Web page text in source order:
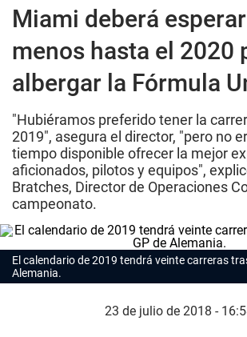
Miami deberá esperar
menos hasta el 2020
albergar la Fórmula
"Hubiéramos preferido tener la
2019", asegura el director, "pero no
tiempo disponible ofrecer la mejor
aficionados, pilotos y equipos",
Bratches, Director de Operaciones
campeonato.
El calendario de 2019 tendrá veinte carreras
Alemania.
23 de julio de 2018 -